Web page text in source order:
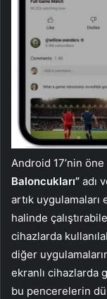
Android 17’nin
Baloncukları” adı
artık uygulamaları
halinde
cihazlarda
diğer
ekranlı cihazlarda
bu pencerelerin